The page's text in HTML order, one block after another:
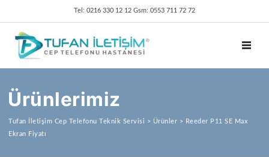
Tel: 0216 330 12 12 Gsm: 0553 711 72 72
Ürünlerimiz
Tufan İletişim Cep Telefonu Teknik Servisi > Ürünler > Reeder P11 SE Max
Ekran Fiyatı